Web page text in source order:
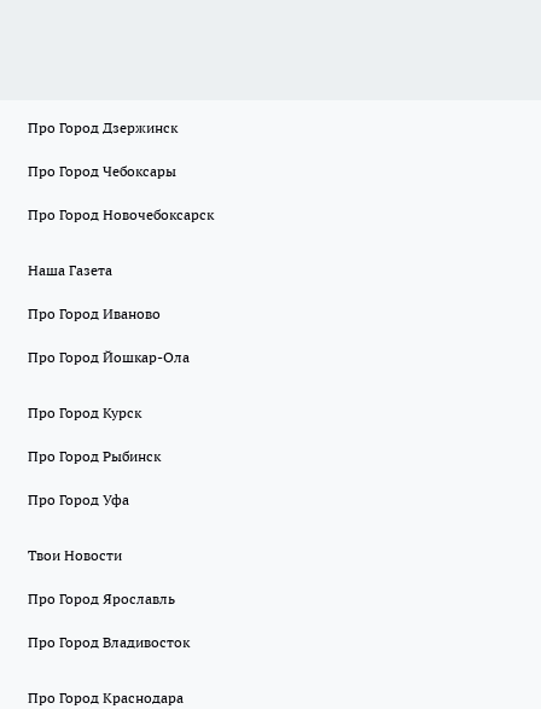
Про Город Дзержинск
Про Город Чебоксары
Про Город Новочебоксарск
Наша Газета
Про Город Иваново
Про Город Йошкар-Ола
Про Город Курск
Про Город Рыбинск
Про Город Уфа
Твои Новости
Про Город Ярославль
Про Город Владивосток
Про Город Краснодара